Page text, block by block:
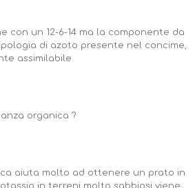
con un 12-6-14 ma la componente da
di azoto presente nel concime,
assimilabile.
organica ?
aiuta molto ad ottenere un prato in